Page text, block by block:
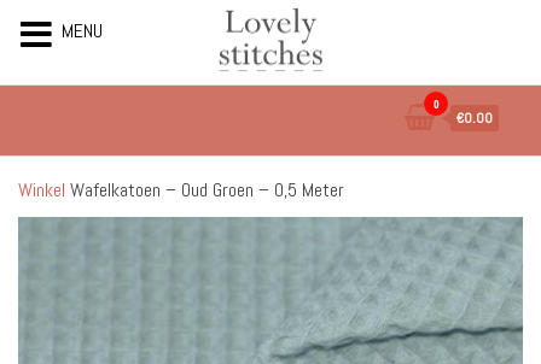
de
inhoud
0
€0.00
Winkel Wafelkatoen – Oud Groen – 0,5 Meter
MENU